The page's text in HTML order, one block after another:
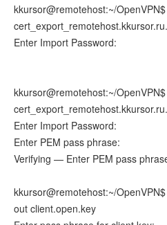
kkursor@remotehost:~/
Enter Import Password:
kkursor@remotehost:~/
Enter Import Password:
Enter PEM pass phrase:
Verifying — Enter PEM pass
kkursor@remotehost:~/
out client.open.key